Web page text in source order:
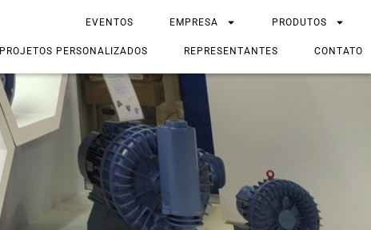
EVENTOS EMPRESA PRODUTOS
PROJETOS PERSONALIZADOS REPRESENTANTES CONTATO